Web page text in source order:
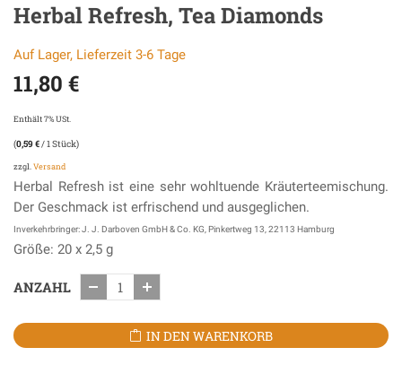
Herbal Refresh, Tea Diamonds
Auf Lager, Lieferzeit 3-6 Tage
11,80 €
Enthält 7% USt.
(0,59€/ 1 Stück)
zzgl. Versand
Herbal Refresh ist eine sehr wohltuende Kräuterteemischung.
Der Geschmack ist erfrischend und ausgeglichen.
Inverkehrbringer: J. J. Darboven GmbH & Co. KG, Pinkertweg 13, 22113 Hamburg
Größe: 20 x 2,5 g
ANZAHL
IN DEN WARENKORB